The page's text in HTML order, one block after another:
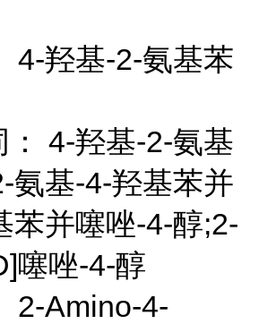
4-羟基-2-氨基苯
4-羟基-2-氨基
氨基-4-羟基苯并
苯并噻唑-4-醇;2-
噻唑-4-醇
2-Amino-4-